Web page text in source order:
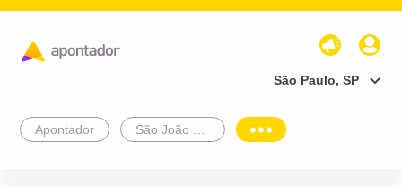
São Paulo, SP
Apontador